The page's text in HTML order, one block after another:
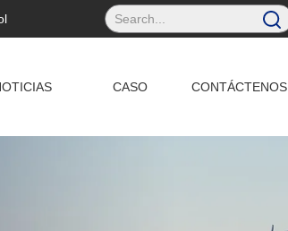
CASO CONTÁCTENOS